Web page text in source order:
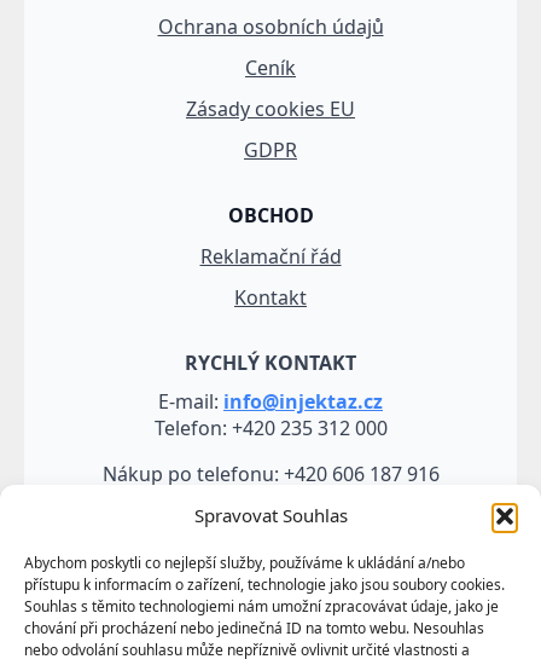
Spravovat Souhlas
Abychom poskytli co nejlepší služby, používáme k ukládání a/nebo
přístupu k informacím o zařízení, technologie jako jsou soubory cookies.
Souhlas s těmito technologiemi nám umožní zpracovávat údaje, jako je
chování při procházení nebo jedinečná ID na tomto webu. Nesouhlas
nebo odvolání souhlasu může nepříznivě ovlivnit určité vlastnosti a
Ochrana osobních údajů
Ceník
Zásady cookies EU
GDPR
OBCHOD
Reklamační řád
Kontakt
RYCHLÝ KONTAKT
E-mail: info@injektaz.cz
Telefon: +420 235 312 000
Nákup po telefonu: +420 606 187 916